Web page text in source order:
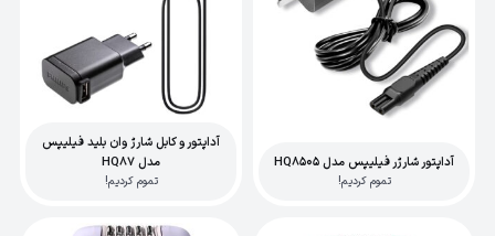
آداپتور شارژر فیلیپس مدل HQ8505
تموم کردیم!
آداپتور و کابل شارژ وان بلید فیلیپس
مدل HQ87
تموم کردیم!